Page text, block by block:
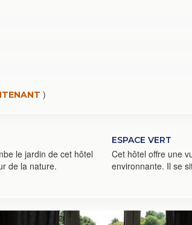
)
le jardin de cet hôtel
de la nature.
ESPACE VERT
Cet hôtel offre une
environnante. Il se